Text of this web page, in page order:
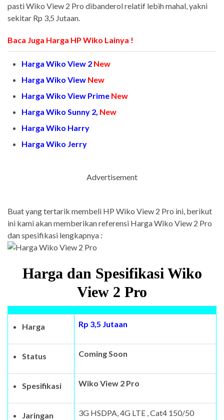
pasti Wiko View 2 Pro dibanderol relatif lebih mahal, yakni
sekitar Rp 3,5 Jutaan.
Baca Juga Harga HP Wiko Lainya !
Harga Wiko View 2 New
Harga Wiko View New
Harga Wiko View Prime New
Harga Wiko Sunny 2, New
Harga Wiko Harry
Harga Wiko Jerry
Advertisement
Buat yang tertarik membeli HP Wiko View 2 Pro ini, berikut
ini kami akan memberikan referensi Harga Wiko View 2 Pro
dan spesifikasi lengkapnya :
Harga dan Spesifikasi Wiko
View 2 Pro
Harga Rp 3,5 Jutaan
Status Coming Soon
Spesifikasi Wiko View 2 Pro
Jaringan
3G HSDPA, 4G LTE , Cat4 150/50